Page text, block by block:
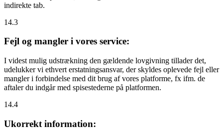
indirekte tab.
14.3
Fejl og mangler i vores service:
I videst mulig udstrækning den gældende lovgivning tillader det,
udelukker vi ethvert erstatningsansvar, der skyldes oplevede fejl eller
mangler i forbindelse med dit brug af vores platforme, fx ifm. de
aftaler du indgår med spisestederne på platformen.
14.4
Ukorrekt information: